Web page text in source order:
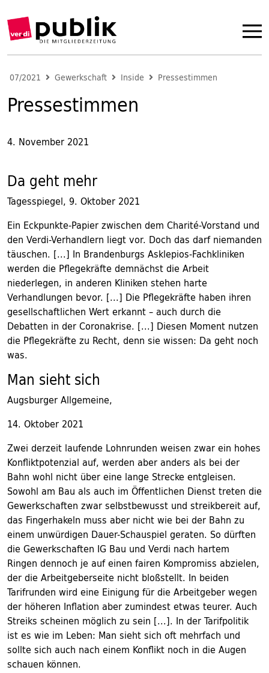
07/2021 Gewerkschaft Inside Pressestimmen
Pressestimmen
4. November 2021
Da geht mehr
Tagesspiegel, 9. Oktober 2021
Ein Eckpunkte-Papier zwischen dem Charité-Vorstand und
den Verdi-Verhandlern liegt vor. Doch das darf niemanden
täuschen. [...] In Brandenburgs Asklepios-Fachkliniken
werden die Pflegekräfte demnächst die Arbeit
niederlegen, in anderen Kliniken stehen harte
Verhandlungen bevor. [...] Die Pflegekräfte haben ihren
gesellschaftlichen Wert erkannt – auch durch die
Debatten in der Coronakrise. [...] Diesen Moment nutzen
die Pflegekräfte zu Recht, denn sie wissen: Da geht noch
was.
Man sieht sich
Augsburger Allgemeine,
14. Oktober 2021
Zwei derzeit laufende Lohnrunden weisen zwar ein hohes
Konfliktpotenzial auf, werden aber anders als bei der
Bahn wohl nicht über eine lange Strecke entgleisen.
Sowohl am Bau als auch im Öffentlichen Dienst treten die
Gewerkschaften zwar selbstbewusst und streikbereit auf,
das Fingerhakeln muss aber nicht wie bei der Bahn zu
einem unwürdigen Dauer-Schauspiel geraten. So dürften
die Gewerkschaften IG Bau und Verdi nach hartem
Ringen dennoch je auf einen fairen Kompromiss abzielen,
der die Arbeitgeberseite nicht bloßstellt. In beiden
Tarifrunden wird eine Einigung für die Arbeitgeber wegen
der höheren Inflation aber zumindest etwas teurer. Auch
Streiks scheinen möglich zu sein [...]. In der Tarifpolitik
ist es wie im Leben: Man sieht sich oft mehrfach und
sollte sich auch nach einem Konflikt noch in die Augen
schauen können.